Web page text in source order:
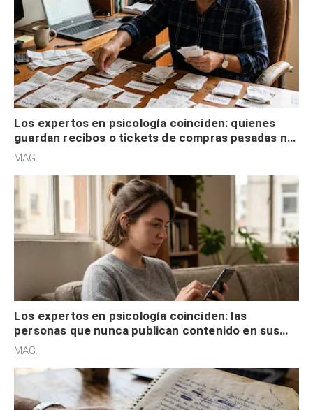
Los expertos en psicología coinciden: quienes
guardan recibos o tickets de compras pasadas no
son acumuladores, sino que tienen necesidad de
MAG.
Los expertos en psicología coinciden: las
personas que nunca publican contenido en sus
redes sociales no pretenden buscar validación
MAG.